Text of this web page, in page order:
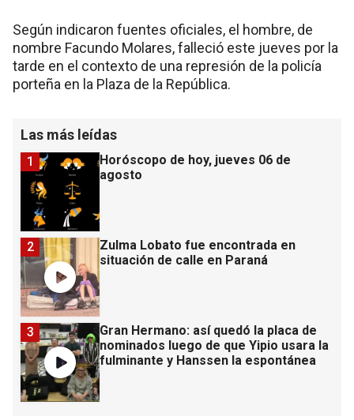
Según indicaron fuentes oficiales, el hombre, de
nombre Facundo Molares, falleció este jueves por la
tarde en el contexto de una represión de la policía
porteña en la Plaza de la República.
Las más leídas
Horóscopo de hoy, jueves 06 de
agosto
1
Zulma Lobato fue encontrada en
situación de calle en Paraná
2
Gran Hermano: así quedó la placa de
nominados luego de que Yipio usara la
fulminante y Hanssen la espontánea
3